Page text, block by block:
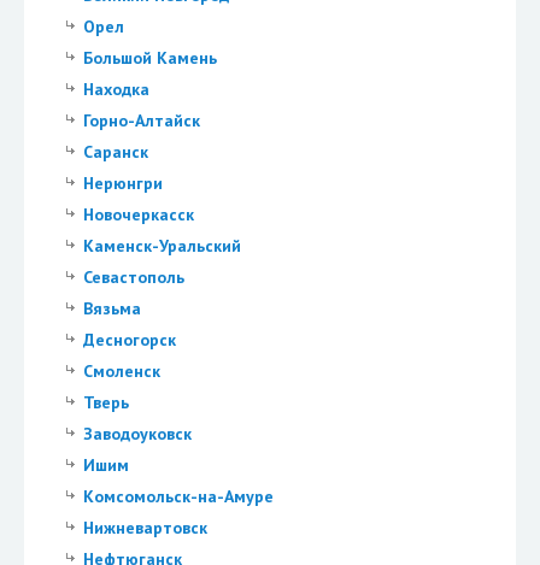
Орел
Большой Камень
Находка
Горно-Алтайск
Саранск
Нерюнгри
Новочеркасск
Каменск-Уральский
Севастополь
Вязьма
Десногорск
Смоленск
Тверь
Заводоуковск
Ишим
Комсомольск-на-Амуре
Нижневартовск
Нефтюганск